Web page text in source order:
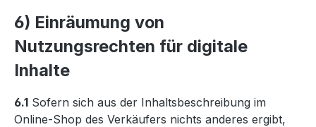
6) Einräumung von
Nutzungsrechten für digitale
Inhalte
6.1 Sofern sich aus der Inhaltsbeschreibung im
Online-Shop des Verkäufers nichts anderes ergibt,